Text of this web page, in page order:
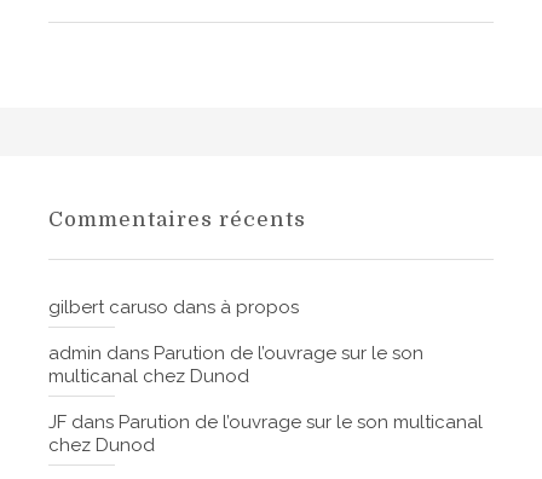
Commentaires récents
gilbert caruso dans à propos
admin dans Parution de l’ouvrage sur le son
multicanal chez Dunod
JF dans Parution de l’ouvrage sur le son multicanal
chez Dunod